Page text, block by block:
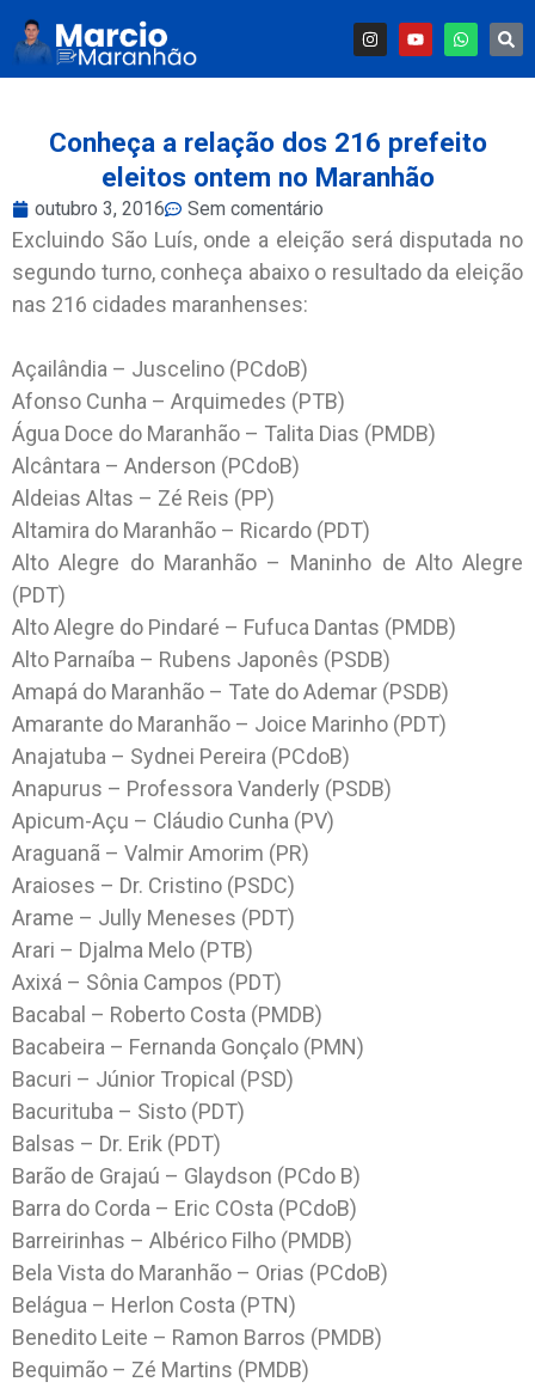
Conheça a relação dos 216 prefeito
eleitos ontem no Maranhão
outubro 3, 2016 Sem comentário
Excluindo São Luís, onde a eleição será disputada no
segundo turno, conheça abaixo o resultado da eleição
nas 216 cidades maranhenses:
Açailândia – Juscelino (PCdoB)
Afonso Cunha – Arquimedes (PTB)
Água Doce do Maranhão – Talita Dias (PMDB)
Alcântara – Anderson (PCdoB)
Aldeias Altas – Zé Reis (PP)
Altamira do Maranhão – Ricardo (PDT)
Alto Alegre do Maranhão – Maninho de Alto Alegre
(PDT)
Alto Alegre do Pindaré – Fufuca Dantas (PMDB)
Alto Parnaíba – Rubens Japonês (PSDB)
Amapá do Maranhão – Tate do Ademar (PSDB)
Amarante do Maranhão – Joice Marinho (PDT)
Anajatuba – Sydnei Pereira (PCdoB)
Anapurus – Professora Vanderly (PSDB)
Apicum-Açu – Cláudio Cunha (PV)
Araguanã – Valmir Amorim (PR)
Araioses – Dr. Cristino (PSDC)
Arame – Jully Meneses (PDT)
Arari – Djalma Melo (PTB)
Axixá – Sônia Campos (PDT)
Bacabal – Roberto Costa (PMDB)
Bacabeira – Fernanda Gonçalo (PMN)
Bacuri – Júnior Tropical (PSD)
Bacurituba – Sisto (PDT)
Balsas – Dr. Erik (PDT)
Barão de Grajaú – Glaydson (PCdo B)
Barra do Corda – Eric COsta (PCdoB)
Barreirinhas – Albérico Filho (PMDB)
Bela Vista do Maranhão – Orias (PCdoB)
Belágua – Herlon Costa (PTN)
Benedito Leite – Ramon Barros (PMDB)
Bequimão – Zé Martins (PMDB)